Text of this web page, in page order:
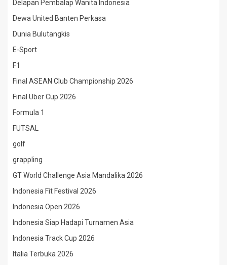
Delapan Pembalap Wanita Indonesia
Dewa United Banten Perkasa
Dunia Bulutangkis
E-Sport
F1
Final ASEAN Club Championship 2026
Final Uber Cup 2026
Formula 1
FUTSAL
golf
grappling
GT World Challenge Asia Mandalika 2026
Indonesia Fit Festival 2026
Indonesia Open 2026
Indonesia Siap Hadapi Turnamen Asia
Indonesia Track Cup 2026
Italia Terbuka 2026